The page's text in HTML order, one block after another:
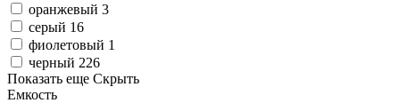
оранжевый 3
серый 16
фиолетовый 1
черный 226
Показать еще Скрыть
Емкость